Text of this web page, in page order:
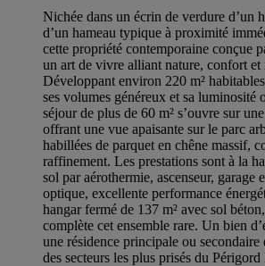
Nichée dans un écrin de verdure d’un
d’un hameau typique à proximité
cette propriété contemporaine conçue
un art de vivre alliant nature, confort et
Développant environ 220 m²
ses volumes généreux et sa luminosité
séjour de plus de 60 m² s’ouvre sur
offrant une vue apaisante sur le parc
habillées de parquet en chêne massif,
raffinement. Les prestations sont à la
sol par aérothermie, ascenseur, garage
optique, excellente performance
hangar fermé de 137 m² avec sol
complète cet ensemble rare. Un bien
une résidence principale ou secondaire
des secteurs les plus prisés du